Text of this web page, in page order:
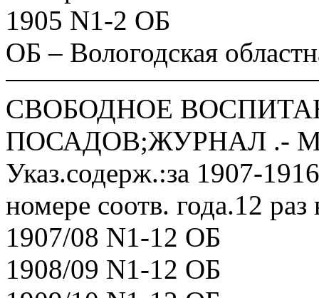
1905 N1-2 ОБ
ОБ – Вологодская
СВОБОДНОЕ
ПОСАДОВ;ЖУРНАЛ .-
Указ.содерж.:за 1907-
номере соотв. года.12 раз
1907/08 N1-12 ОБ
1908/09 N1-12 ОБ